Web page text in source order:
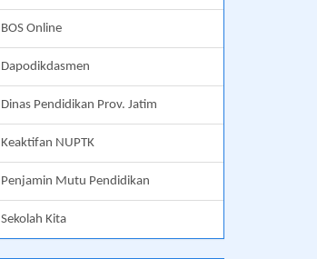
BOS Online
Dapodikdasmen
Dinas Pendidikan Prov. Jatim
Keaktifan NUPTK
Penjamin Mutu Pendidikan
Sekolah Kita